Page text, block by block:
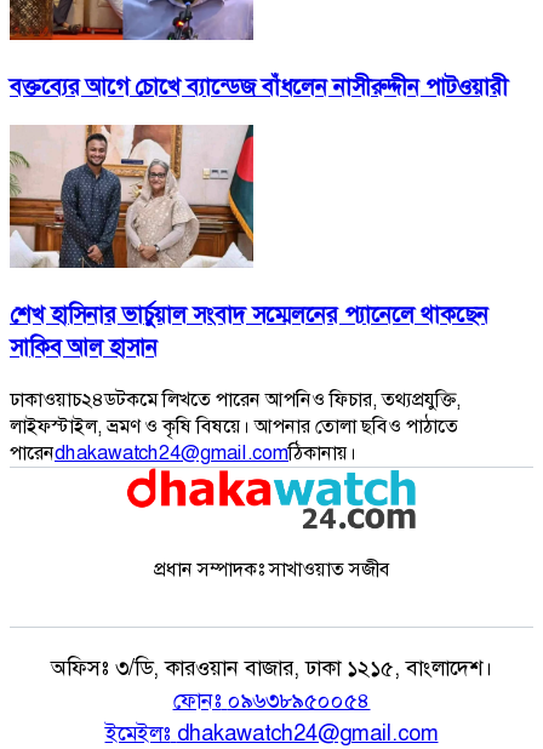
বক্তব্যের আগে চোখে ব্যান্ডেজ বাঁধলেন নাসীরুদ্দীন পাটওয়ারী
শেখ হাসিনার ভার্চুয়াল সংবাদ সম্মেলনের প্যানেলে থাকছেন
সাকিব আল হাসান
ঢাকাওয়াচ২৪ডটকমে লিখতে পারেন আপনিও ফিচার, তথ্যপ্রযুক্তি,
লাইফস্টাইল, ভ্রমণ ও কৃষি বিষয়ে। আপনার তোলা ছবিও পাঠাতে
পারেনdhakawatch24@gmail.comঠিকানায়।
প্রধান সম্পাদকঃ সাখাওয়াত সজীব
অফিসঃ ৩/ডি, কারওয়ান বাজার, ঢাকা ১২১৫, বাংলাদেশ।
ফোনঃ ০৯৬৩৮৯৫০০৫৪
ইমেইলঃ dhakawatch24@gmail.com